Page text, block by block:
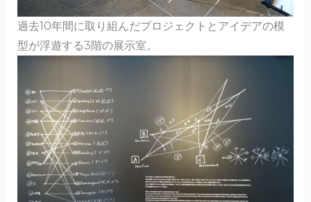
過去10年間に取り組んだプロジェクトとアイデアの模
型が浮遊する3階の展示室。